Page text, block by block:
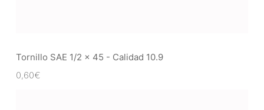
Tornillo SAE 1/2 x 45 - Calidad 10.9
0,60€